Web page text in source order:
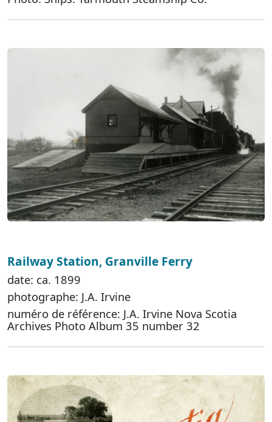
Railway Station, Granville Ferry
date: ca. 1899
photographe: J.A. Irvine
numéro de référence: J.A. Irvine Nova Scotia
Archives Photo Album 35 number 32